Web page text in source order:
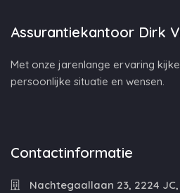
Assurantiekantoor Dirk
Met onze jarenlange ervaring
persoonlijke situatie en wensen.
Contactinformatie
Nachtegaallaan 23, 2224